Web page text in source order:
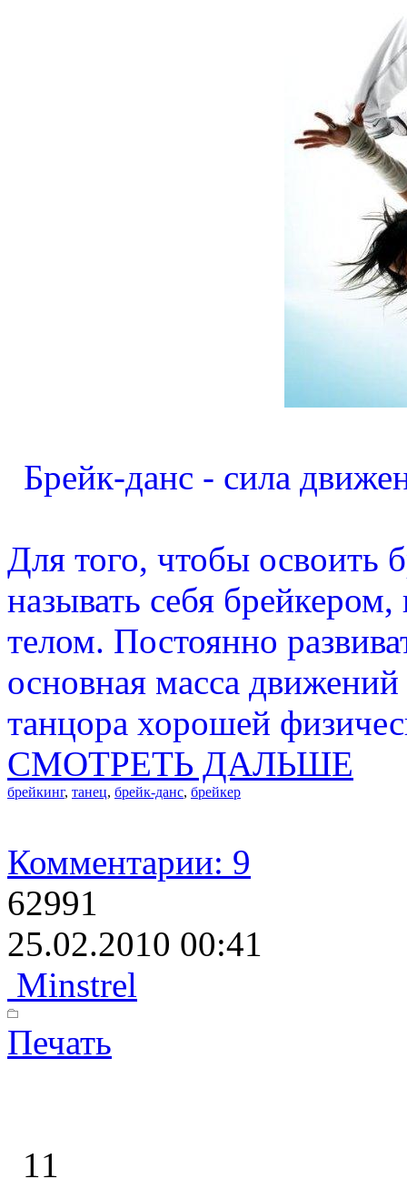
Брейк-данс - сила
Для того, чтобы освоить
называть себя
телом. Постоянно
основная масса движений
танцора хорошей
СМОТРЕТЬ ДАЛЬШЕ
брейкинг, танец, брейк-данс, брейкер
Комментарии: 9
62991
25.02.2010 00:41
Minstrel
Печать
11